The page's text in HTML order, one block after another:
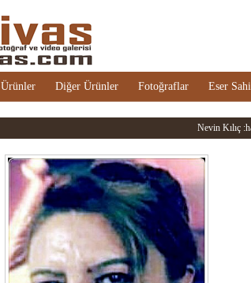
Ürünler Diğer Ürünler Fotoğraflar Eser
Nevin Kılıç